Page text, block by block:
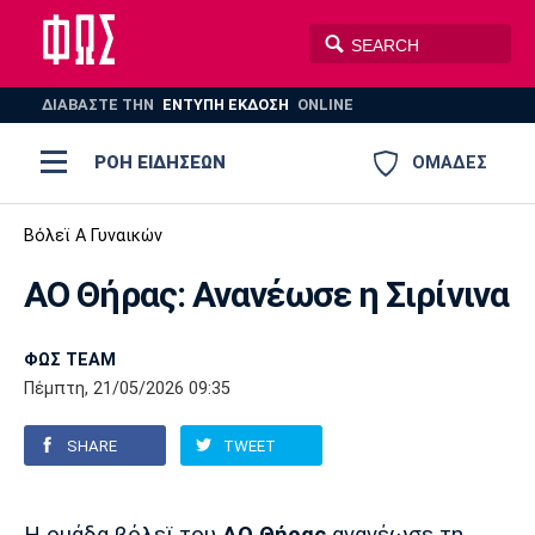
ΔΙΑΒΑΣΤΕ THN ΕΝΤΥΠΗ ΕΚΔΟΣΗ ONLINE
ΟΜΑΔΕΣ
ΡΟΗ ΕΙΔΗΣΕΩΝ
ΠΟΔΟΣΦΑΙΡΟ
ΒΟΛΕΪ ΠΟΛΟ
AUTO-MOTO PLUS
Ποδόσφαιρο
Super League 1
Super League 2
Ελλάδα
Μπάσκετ
Ελλάδα
EuroLeague
Ολυμπιακοί Αγώνες
ΠόλοΠαναθηναϊκός Ατρόμητος
Βόλεϊ Α Γυναικών
ΑΟ Θήρας: Ανανέωσε η Σιρίνινα
ΦΩΣ TEAM
Πέμπτη, 21/05/2026 09:35
SHARE TWEET